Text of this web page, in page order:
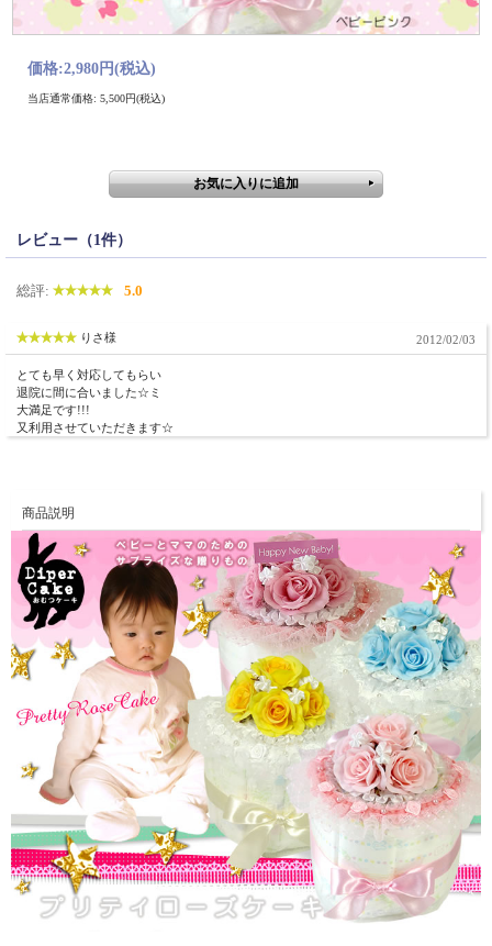
価格:2,980円(税込)
当店通常価格: 5,500円(税込)
レビュー（1件）
総評: 5.0
りさ様 2012/02/03
とても早く対応してもらい
退院に間に合いました☆ミ
大満足です!!!
又利用させていただきます☆
商品説明